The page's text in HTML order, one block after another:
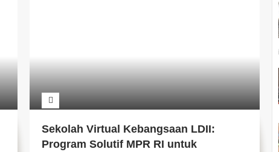
Sekolah Virtual Kebangsaan LDII:
Program Solutif MPR RI untuk